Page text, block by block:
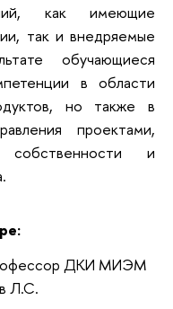
как имеющие
так и внедряемые
обучающиеся
в области
но также в
проектами,
собственности и
ДКИ МИЭМ
Л.С.